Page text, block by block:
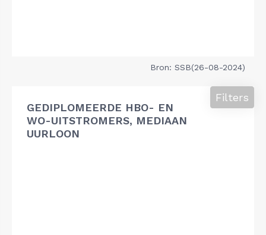
Bron: SSB(26-08-2024)
GEDIPLOMEERDE HBO- EN
WO-UITSTROMERS, MEDIAAN
UURLOON
Filters